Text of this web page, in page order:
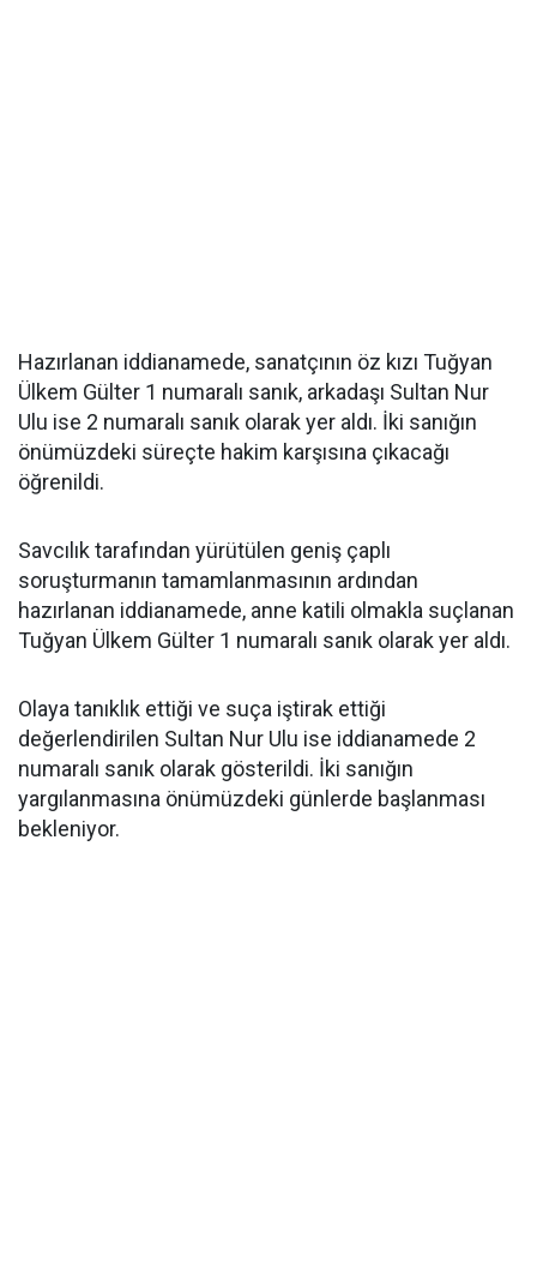
Hazırlanan iddianamede, sanatçının öz kızı Tuğyan
Ülkem Gülter 1 numaralı sanık, arkadaşı Sultan Nur
Ulu ise 2 numaralı sanık olarak yer aldı. İki sanığın
önümüzdeki süreçte hakim karşısına çıkacağı
öğrenildi.
Savcılık tarafından yürütülen geniş çaplı
soruşturmanın tamamlanmasının ardından
hazırlanan iddianamede, anne katili olmakla suçlanan
Tuğyan Ülkem Gülter 1 numaralı sanık olarak yer aldı.
Olaya tanıklık ettiği ve suça iştirak ettiği
değerlendirilen Sultan Nur Ulu ise iddianamede 2
numaralı sanık olarak gösterildi. İki sanığın
yargılanmasına önümüzdeki günlerde başlanması
bekleniyor.